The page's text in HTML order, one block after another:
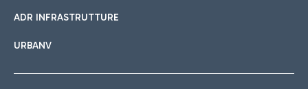
ADR INFRASTRUTTURE
URBANV